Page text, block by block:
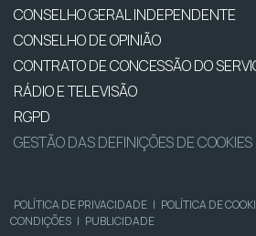
CONSELHO GERAL INDEPENDENTE
CONSELHO DE OPINIÃO
CONTRATO DE CONCESSÃO DO
RÁDIO E TELEVISÃO
RGPD
GESTÃO DAS DEFINIÇÕES DE COOKIES
POLÍTICA DE PRIVACIDADE | POLÍTICA DE
CONDIÇÕES | PUBLICIDADE